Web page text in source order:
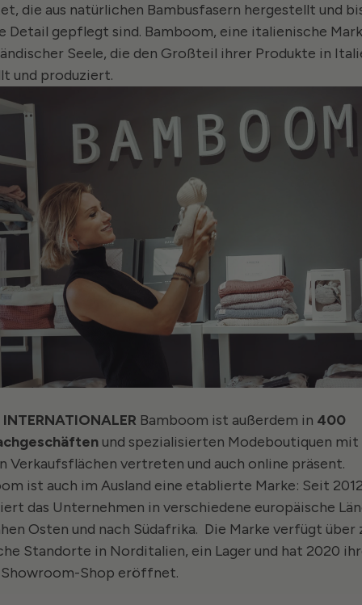
die aus natürlichen Bambusfasern hergestellt und
Detail gepflegt sind. Bamboom, eine italienische
Seele, die den Großteil ihrer Produkte in
und produziert.
INTERNATIONALER Bamboom ist außerdem in 400
und spezialisierten Modeboutiquen mit
Verkaufsflächen vertreten und auch online präsent.
ist auch im Ausland eine etablierte Marke: Seit
das Unternehmen in verschiedene europäische
Osten und nach Südafrika. Die Marke verfügt über
Standorte in Norditalien, ein Lager und hat 2020
Shop eröffnet.